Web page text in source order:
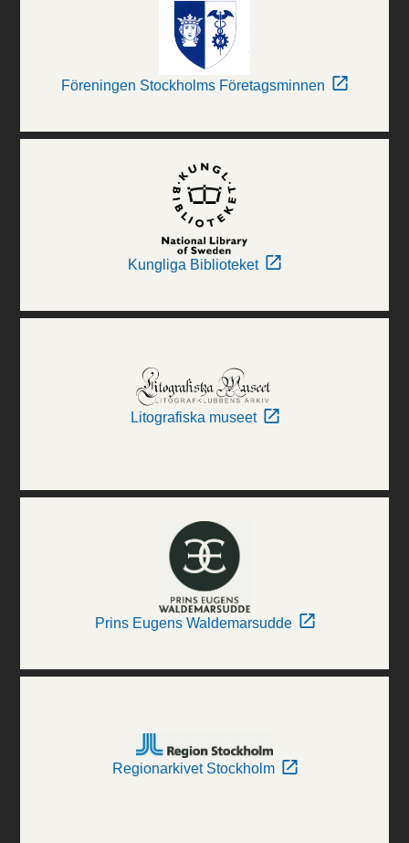
Föreningen Stockholms Företagsminnen
Kungliga Biblioteket
Litografiska museet
Prins Eugens Waldemarsudde
Regionarkivet Stockholm